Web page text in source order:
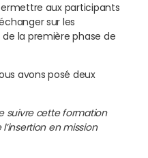
aux participants
sur les
la première phase de
avons posé deux
suivre cette formation
en mission